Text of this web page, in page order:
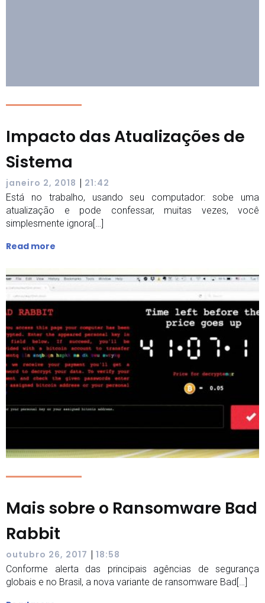
Impacto das Atualizações de
Sistema
janeiro 2, 2018 | 21:42
Está no trabalho, usando seu computador: sobe uma
atualização e pode confessar, muitas vezes, você
simplesmente ignora[…]
Read more
Mais sobre o Ransomware Bad
Rabbit
outubro 26, 2017 | 18:58
Conforme alerta das principais agências de segurança
globais e no Brasil, a nova variante de ransomware Bad[…]